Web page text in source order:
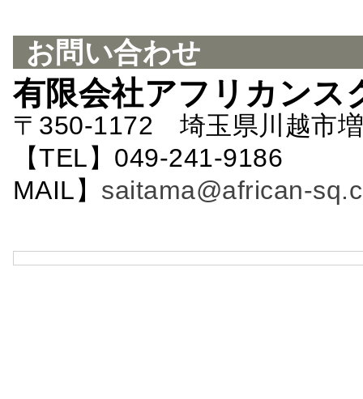
お問い合わせ
有限会社アフリカンス
〒350-1172 埼玉県川越市
【TEL】049-241-
MAIL】 saitama@african-